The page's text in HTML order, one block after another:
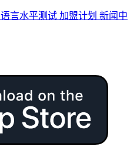
语言水平测试 加盟计划 新闻中